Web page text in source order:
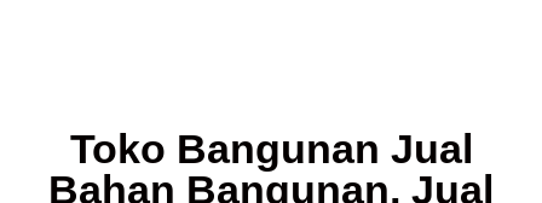
Toko Bangunan Jual
Bahan Bangunan, Jual